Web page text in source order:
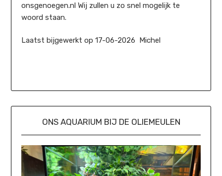
onsgenoegen.nl Wij zullen u zo snel mogelijk te
woord staan.
Laatst bijgewerkt op 17-06-2026 Michel
ONS AQUARIUM BIJ DE OLIEMEULEN